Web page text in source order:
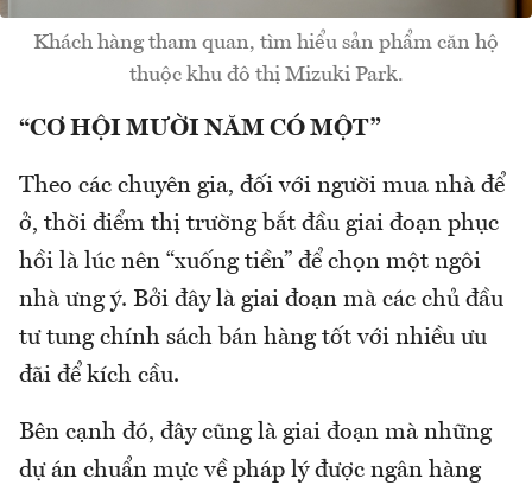
Khách hàng tham quan, tìm hiểu sản phẩm căn hộ
thuộc khu đô thị Mizuki Park.
“CƠ HỘI MƯỜI NĂM CÓ MỘT”
Theo các chuyên gia, đối với người mua nhà để
ở, thời điểm thị trường bắt đầu giai đoạn phục
hồi là lúc nên “xuống tiền” để chọn một ngôi
nhà ưng ý. Bởi đây là giai đoạn mà các chủ đầu
tư tung chính sách bán hàng tốt với nhiều ưu
đãi để kích cầu.
Bên cạnh đó, đây cũng là giai đoạn mà những
dự án chuẩn mực về pháp lý được ngân hàng